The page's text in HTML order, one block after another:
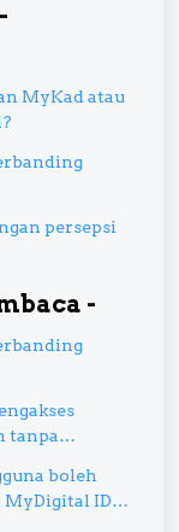
MyKad atau
persepsi
-
tanpa
boleh
MyDigital ID